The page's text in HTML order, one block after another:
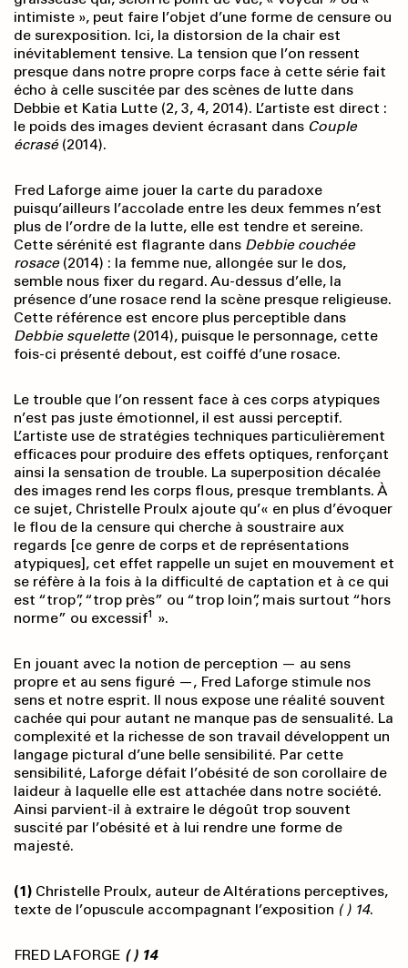
intimiste », peut faire l’objet d’une forme de censure ou
de surexposition. Ici, la distorsion de la chair est
inévitablement tensive. La tension que l’on ressent
presque dans notre propre corps face à cette série fait
écho à celle suscitée par des scènes de lutte dans
Debbie et Katia Lutte (2, 3, 4, 2014). L’artiste est direct :
le poids des images devient écrasant dans Couple
écrasé(2014).
Fred Laforge aime jouer la carte du paradoxe
puisqu’ailleurs l’accolade entre les deux femmes n’est
plus de l’ordre de la lutte, elle est tendre et sereine.
Cette sérénité est flagrante dans Debbie couchée
rosace(2014) : la femme nue, allongée sur le dos,
semble nous fixer du regard. Au-dessus d’elle, la
présence d’une rosace rend la scène presque religieuse.
Cette référence est encore plus perceptible dans
Debbie squelette(2014), puisque le personnage, cette
fois-ci présenté debout, est coiffé d’une rosace.
Le trouble que l’on ressent face à ces corps atypiques
n’est pas juste émotionnel, il est aussi perceptif.
L’artiste use de stratégies techniques particulièrement
efficaces pour produire des effets optiques, renforçant
ainsi la sensation de trouble. La superposition décalée
des images rend les corps flous, presque tremblants. À
ce sujet, Christelle Proulx ajoute qu’« en plus d’évoquer
le flou de la censure qui cherche à soustraire aux
regards [ce genre de corps et de représentations
atypiques], cet effet rappelle un sujet en mouvement et
se réfère à la fois à la difficulté de captation et à ce qui
est “trop”, “trop près” ou “trop loin”, mais surtout “hors
norme” ou excessif1 ».
En jouant avec la notion de perception — au sens
propre et au sens figuré —, Fred Laforge stimule nos
sens et notre esprit. Il nous expose une réalité souvent
cachée qui pour autant ne manque pas de sensualité. La
complexité et la richesse de son travail développent un
langage pictural d’une belle sensibilité. Par cette
sensibilité, Laforge défait l’obésité de son corollaire de
laideur à laquelle elle est attachée dans notre société.
Ainsi parvient-il à extraire le dégoût trop souvent
suscité par l’obésité et à lui rendre une forme de
majesté.
(1) Christelle Proulx, auteur de Altérations perceptives,
texte de l’opuscule accompagnant l’exposition ( ) 14.
FRED LAFORGE ( ) 14